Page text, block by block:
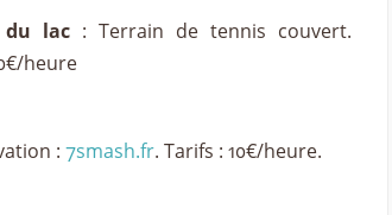
du lac : Terrain de tennis couvert.
heure
: 7smash.fr. Tarifs : 10€/heure.